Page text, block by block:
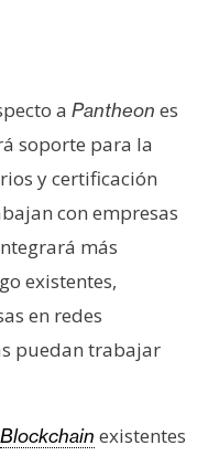
a Pantheon es
soporte para la
y certificación
con empresas
más
existentes,
en redes
puedan trabajar
Blockchain existentes